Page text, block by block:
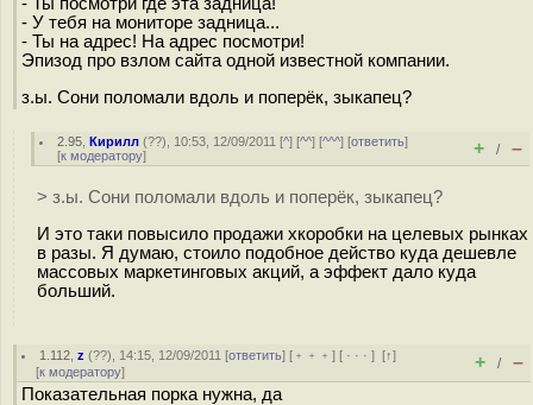
- У тебя на мониторе задница...
- Ты на адрес! На адрес посмотри!
Эпизод про взлом сайта одной известной компании.
з.ы. Сони поломали вдоль и поперёк, зыкапец?
2.95 ,Кирилл (??), 10:53, 12/09/2011 [^] [^^] [^^^] [ответить]
[к модератору] + / –
> з.ы. Сони поломали вдоль и поперёк, зыкапец?
И это таки повысило продажи хкоробки на целевых рынках
в разы. Я думаю, стоило подобное действо куда дешевле
массовых маркетинговых акций, а эффект дало куда
больший.
1.112 ,z (??), 14:15, 12/09/2011 [ответить] [ ﹢﹢﹢] [ · · ·][↑]
[к модератору] + / –
Показательная порка нужна, да